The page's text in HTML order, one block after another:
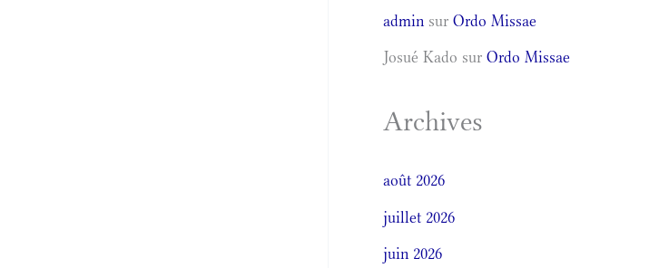
admin surOrdo Missae
Josué Kado surOrdo Missae
Archives
août 2026
juillet 2026
juin 2026